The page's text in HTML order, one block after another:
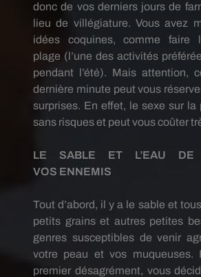
donc de vos derniers jours de
lieu de villégiature. Vous avez
idées
coquines, comme faire
plage (l’une des activités
pendant l’été). Mais attention,
dernière minute peut vous
surprises. En effet, le sexe sur la
sans risques et peut vous coûter
LE SABLE ET L’EAU DE
VOS ENNEMIS
Tout d’abord, il y a le sable et
petits grains et autres petites
genres susceptibles de venir
votre peau et vos muqueuses.
premier désagrément, vous